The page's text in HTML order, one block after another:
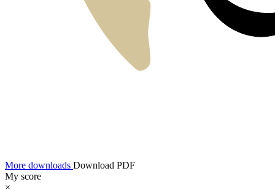
More downloads Download PDF
My score
×